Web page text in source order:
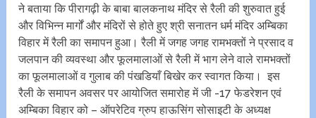
ने बताया कि पीरागढ़ी के बाबा बालकनाथ मंदिर से रैली की शुरुवात हुई
और विभिन्न मार्गों और मंदिरों से होते हुए श्री सनातन धर्म मंदिर अम्बिका
विहार में रैली का समापन हुआ। रैली में जगह जगह रामभक्तों ने प्रसाद व
जलपान की व्यवस्था और फूलमालाओं से रैली में भाग लेने वाले रामभक्तों
का फूलमालाओं व गुलाब की पंखडियाँ बिखेर कर स्वागत किया। इस
रैली के समापन अवसर पर आयोजित समारोह में जी -17 फेडरेशन एवं
अम्बिका विहार को – ऑपरेटिव ग्रुप हाऊसिंग सोसाइटी के अध्यक्ष